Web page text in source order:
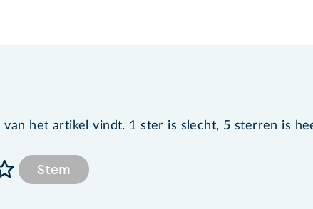
het artikel vindt. 1 ster is slecht, 5 sterren is
Stem